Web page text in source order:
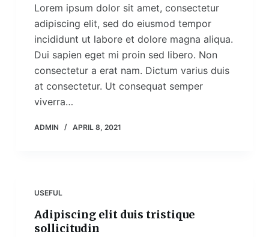
Lorem ipsum dolor sit amet, consectetur
adipiscing elit, sed do eiusmod tempor
incididunt ut labore et dolore magna aliqua.
Dui sapien eget mi proin sed libero. Non
consectetur a erat nam. Dictum varius duis
at consectetur. Ut consequat semper
viverra…
ADMIN APRIL 8, 2021
USEFUL
Adipiscing elit duis tristique
sollicitudin